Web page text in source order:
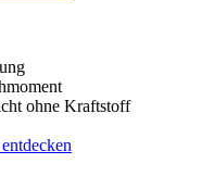
ohne Kraftstoff